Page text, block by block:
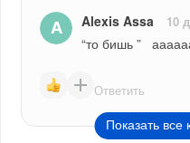
Alexis Assa 10
“то бишь ”
Ответить
Показать